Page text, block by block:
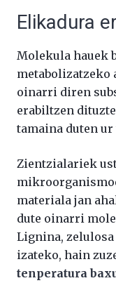
Elikadura
Molekula hauek
metabolizatzeko
oinarri diren
erabiltzen
tamaina duten
Zientzialariek
materiala jan
dute oinarri
Lignina,
izateko, hain
tenperatura